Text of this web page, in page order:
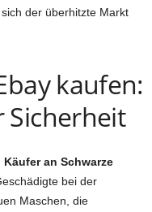
der überhitzte Markt
kaufen:
Sicherheit
an Schwarze
bei der
Maschen, die